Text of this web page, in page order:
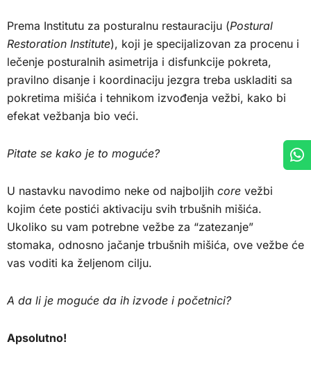
Prema Institutu za posturalnu restauraciju (Postural
Restoration Institute), koji je specijalizovan za procenu i
lečenje posturalnih asimetrija i disfunkcije pokreta,
pravilno disanje i koordinaciju jezgra treba uskladiti sa
pokretima mišića i tehnikom izvođenja vežbi, kako bi
efekat vežbanja bio veći.
Pitate se kako je to moguće?
U nastavku navodimo neke od najboljih core vežbi
kojim ćete postići aktivaciju svih trbušnih mišića.
Ukoliko su vam potrebne vežbe za “zatezanje”
stomaka, odnosno jačanje trbušnih mišića, ove vežbe će
vas voditi ka željenom cilju.
A da li je moguće da ih izvode i početnici?
Apsolutno!